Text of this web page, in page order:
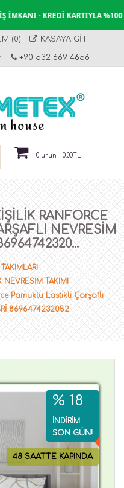
- KREDI KARTIYLA %100
(0) KASAYA GIT
+90 532 669 4656
0 ürün - 0.00TL
RANFORCE
NEVRESIM
NEVRESİM TAKIMI
Pamuklu Lastikli Çarşaflı
8696474232052
48 SAATTE KAPINDA
% 18
İNDİRİM
SON GÜN!